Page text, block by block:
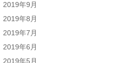
2019年9月
2019年8月
2019年7月
2019年6月
2019年5月